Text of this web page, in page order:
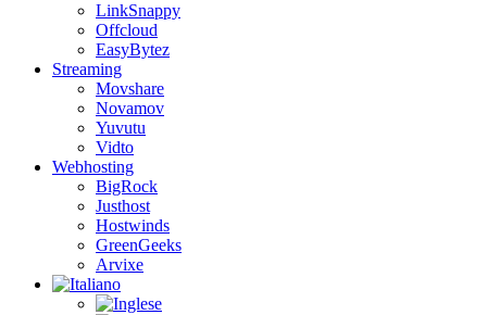
LinkSnappy
Offcloud
EasyBytez
Streaming
Movshare
Novamov
Yuvutu
Vidto
Webhosting
BigRock
Justhost
Hostwinds
GreenGeeks
Arvixe